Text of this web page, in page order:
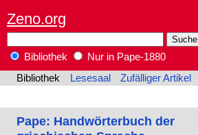
Zeno.org
Bibliothek
Nur in Pape-1880
Bibliothek
Lesesaal Zufälliger Artikel
Pape: Handwörterbuch der